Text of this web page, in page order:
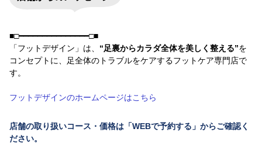
■□━━━━━━━━━━━━━━━□■
「フットデザイン」は、 “足裏からカラダ全体を美しく整える”を
コンセプトに、足全体のトラブルをケアするフットケア専門店で
す。
フットデザインのホームページはこちら
店舗の取り扱いコース・価格は「WEBで予約する」からご確認く
ださい。